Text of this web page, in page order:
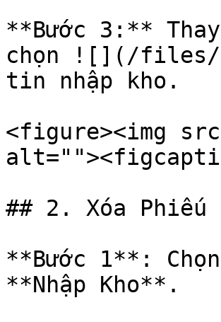
**Bước 3:**
chọn ![](/files/
tin nhập kho.
<figure><img
## 2. Xóa Phiếu
**Bước 1**:
**Nhập Kho**.